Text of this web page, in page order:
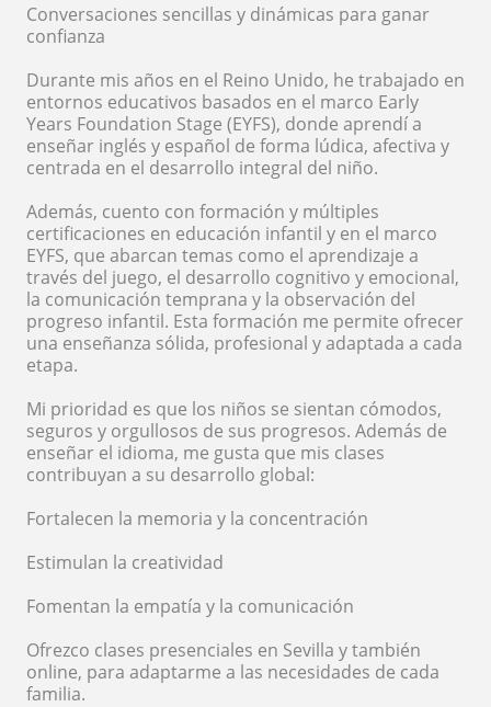
Conversaciones sencillas y dinámicas para ganar
confianza
Durante mis años en el Reino Unido, he trabajado en
entornos educativos basados en el marco Early
Years Foundation Stage (EYFS), donde aprendí a
enseñar inglés y español de forma lúdica, afectiva y
centrada en el desarrollo integral del niño.
Además, cuento con formación y múltiples
certificaciones en educación infantil y en el marco
EYFS, que abarcan temas como el aprendizaje a
través del juego, el desarrollo cognitivo y emocional,
la comunicación temprana y la observación del
progreso infantil. Esta formación me permite ofrecer
una enseñanza sólida, profesional y adaptada a cada
etapa.
Mi prioridad es que los niños se sientan cómodos,
seguros y orgullosos de sus progresos. Además de
enseñar el idioma, me gusta que mis clases
contribuyan a su desarrollo global:
Fortalecen la memoria y la concentración
Estimulan la creatividad
Fomentan la empatía y la comunicación
Ofrezco clases presenciales en Sevilla y también
online, para adaptarme a las necesidades de cada
familia.